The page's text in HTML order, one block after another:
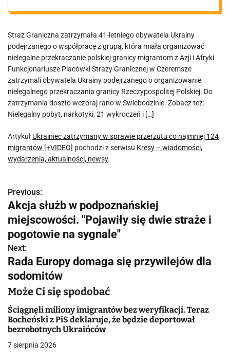
najmniej 124
migrantów
[+VIDEO]
Straż Graniczna zatrzymała 41-letniego obywatela Ukrainy
podejrzanego o współpracę z grupą, która miała organizować
nielegalne przekraczanie polskiej granicy migrantom z Azji i Afryki.
Funkcjonariusze Placówki Straży Granicznej w Czeremsze
zatrzymali obywatela Ukrainy podejrzanego o organizowanie
nielegalnego przekraczania granicy Rzeczypospolitej Polskiej. Do
zatrzymania doszło wczoraj rano w Świebodzinie. Zobacz też:
Nielegalny pobyt, narkotyki, 21 wykroczeń i […]
Artykuł Ukrainiec zatrzymany w sprawie przerzutu co najmniej 124
migrantów [+VIDEO] pochodzi z serwisu Kresy – wiadomości,
wydarzenia, aktualności, newsy.
N
a
w
i
g
a
c
j
a
Previous:
Akcja służb w podpoznańskiej
miejscowości. "Pojawiły się dwie straże i
pogotowie na sygnale"
Next:
Rada Europy domaga się przywilejów dla
sodomitów
Może Ci się spodobać
Ściągnęli miliony imigrantów bez weryfikacji. Teraz
Bocheński z PiS deklaruje, że będzie deportował
bezrobotnych Ukraińców
7 sierpnia 2026